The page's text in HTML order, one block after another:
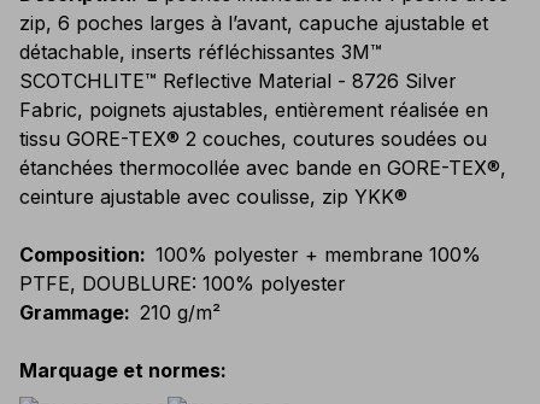
zip, 6 poches larges à l’avant, capuche ajustable et
détachable, inserts réfléchissantes 3M™
SCOTCHLITE™ Reflective Material - 8726 Silver
Fabric, poignets ajustables, entièrement réalisée en
tissu GORE-TEX® 2 couches, coutures soudées ou
étanchées thermocollée avec bande en GORE-TEX®,
ceinture ajustable avec coulisse, zip YKK®
Composition: 100% polyester + membrane 100%
PTFE, DOUBLURE: 100% polyester
Grammage: 210 g/m²
Marquage et normes: